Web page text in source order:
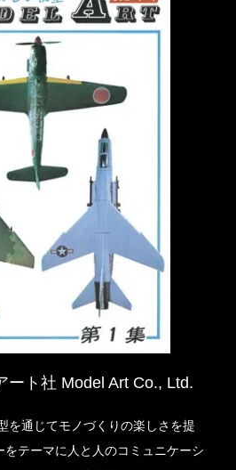
ート社 Model Art Co., Ltd.
を通じてモノづくりの楽しさを提
テーマに人と人のコミュニケーシ